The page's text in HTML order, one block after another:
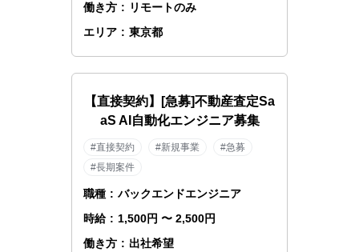
働き方 : リモートのみ
エリア : 東京都
【直接契約】[急募]不動産査定Sa
aS AI自動化エンジニア募集
#直接契約 #新規事業
#急募
#長期案件
職種 : バックエンドエンジニア
時給 : 1,500円 〜 2,500円
働き方 : 出社希望